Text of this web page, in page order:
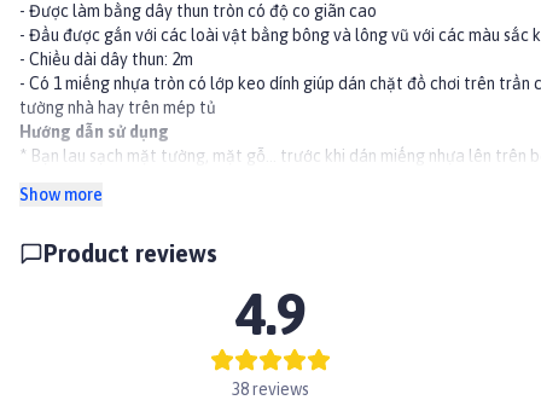
- Được làm bằng dây thun tròn có độ co giãn cao
- Đầu được gắn với các loài vật bằng bông và lông vũ với các màu sắc
- Chiều dài dây thun: 2m
- Có 1 miếng nhựa tròn có lớp keo dính giúp dán chặt đồ chơi trên trần
tường nhà hay trên mép tủ
Hướng dẫn sử dụng
* Bạn lau sạch mặt tường, mặt gỗ... trước khi dán miếng nhựa lên trên
Show more
Product reviews
4.9
38 reviews